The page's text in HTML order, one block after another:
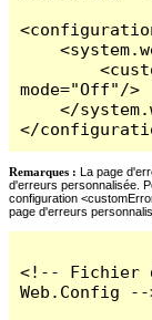
    <system.web>
        <customErrors
mode="Off"/>
    </system.web>
</
Remarques : La page
d'erreurs personnalisée.
configuration
page d'erreurs
<!-- Fichier
Web.Config --